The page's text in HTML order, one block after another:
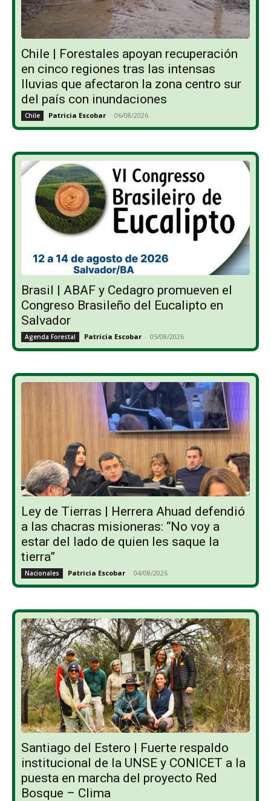
Chile | Forestales apoyan recuperación
en cinco regiones tras las intensas
lluvias que afectaron la zona centro sur
del país con inundaciones
Chile Patricia Escobar - 06/08/2026
Brasil | ABAF y Cedagro promueven el
Congreso Brasileño del Eucalipto en
Salvador
Agenda Forestal Patricia Escobar - 05/08/2026
Ley de Tierras | Herrera Ahuad defendió
a las chacras misioneras: “No voy a
estar del lado de quien les saque la
tierra”
Nacionales Patricia Escobar - 04/08/2026
Santiago del Estero | Fuerte respaldo
institucional de la UNSE y CONICET a la
puesta en marcha del proyecto Red
Bosque – Clima